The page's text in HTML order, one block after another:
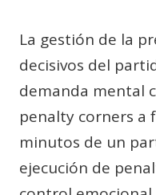
La gestión de la
decisivos del
demanda mental
penalty corners a
minutos de un
ejecución de